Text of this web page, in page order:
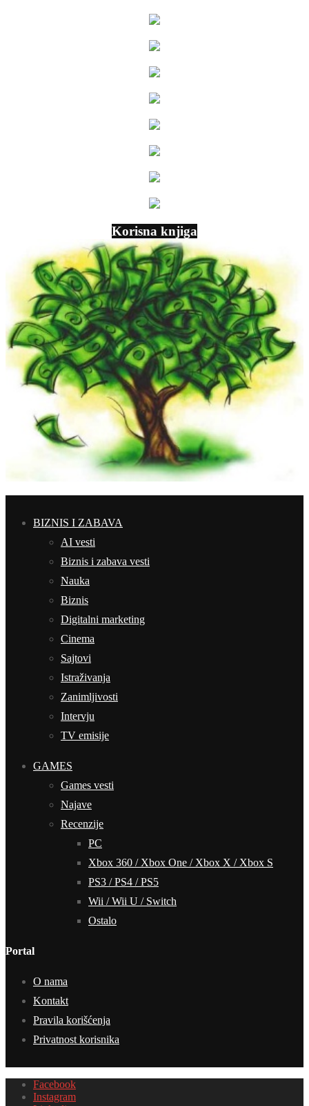
Korisna knjiga
BIZNIS I ZABAVA
AI vesti
Biznis i zabava vesti
Nauka
Biznis
Digitalni marketing
Cinema
Sajtovi
Istraživanja
Zanimljivosti
Intervju
TV emisije
GAMES
Games vesti
Najave
Recenzije
PC
Xbox 360 / Xbox One / Xbox X / Xbox S
PS3 / PS4 / PS5
Wii / Wii U / Switch
Ostalo
Portal
O nama
Kontakt
Pravila korišćenja
Privatnost korisnika
Facebook
Instagram